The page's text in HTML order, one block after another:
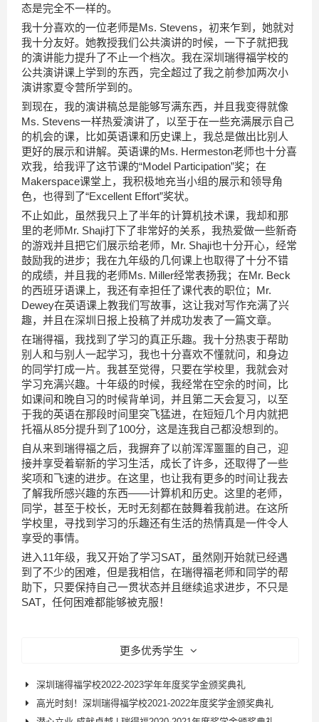
态是完全不一样的。
我十分喜欢的一位老师是Ms. Stevens，初来乍到，她就对
我十分友好。她教授我们公共演讲的时候，一下子就把我
的演讲能力提升了不止一个档次。我在深圳瑞得福学校的
公共演讲课上学到的东西，完全超过了我之前参加两次小
演讲家夏令营所学到的。
到现在，我的演讲稿总是能够写满东西，并且我变得就像
Ms. Stevens一样热爱演讲了，以至于在一些充满展示自己
的机会的课，比如英语课和历史课上，我总是做出比别人
更好的展示和讲解。英语课的Ms. Hermeston老师也十分喜
欢我，给我评了这节课的“Model Participation”奖；在
Makerspace课堂上，我积极地充当小组的展示和领导角
色，也得到了“Excellent Effort”奖状。
不止如此，虽然我只上了半年的计算机技术课，我却和那
里的老师Mr. Shaji打下了非常好的关系，我热爱做一些新奇
的游戏并且把它们展示给老师，Mr. Shaji也十分开心，经常
鼓励我的进步；我在九年级的几何课上也取得了十分不错
的成绩，并且我的老师Ms. Miller经常表扬我；在Mr. Beck
的西班牙语课上，我还有幸担任了课代表的职位；Mr.
Dewey在英语课上教我们写故事，这让我对写作充满了兴
趣，并且在深圳日报上投稿了并成功发表了一篇文章。
在瑞得福，我找到了学习的真正乐趣。我十分热衷于帮助
别人和与别人一起学习，我也十分喜欢不懂就问，和身边
的同学打成一片。我甚至觉得，只要在学校里，我就会对
学习充满兴趣。十年级的时候，我经常在空余的时间，比
如课间和晚自习的时候背单词，并且第二天会复习，以至
于我的英语在那段时间里突飞猛进，在短短几个月内就把
托福从85分提升到了100分，这是连我自己都没想到的。
自从来到瑞得福之后，我摒弃了以前浑浑噩噩的自己，迎
接并享受着崭新的学习生活，成长了许多，还取得了一些
奖项和飞速的进步。在这里，也让我有更多的时间让我去
了解我所感兴趣的东西——计算机和历史。这里的老师，
同学，甚至于校长，无时无刻都在鼓舞着我前进。在这所
学校里，寻找到学习的乐趣还有生活的热情真是一件令人
享受的事情。
进入11年级，我又开始了学习SAT，虽然刚开始就已经遇
到了不少的困难，但是我相信，在瑞得福老师和同学的帮
助下，只要保持自己一贯状态并且继续追求进步，不只是
SAT，任何困难都能够被克服！
更多优秀学生
深圳瑞得福学校2022-2023学年年度奖学金颁奖典礼
高光时刻！深圳瑞得福学校2021-2022年度奖学金颁奖典礼